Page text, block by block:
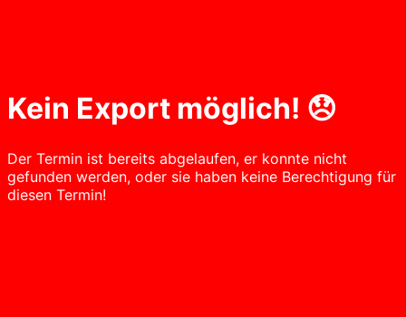
Kein Export möglich! 😞
Der Termin ist bereits abgelaufen, er konnte nicht
gefunden werden, oder sie haben keine Berechtigung für
diesen Termin!